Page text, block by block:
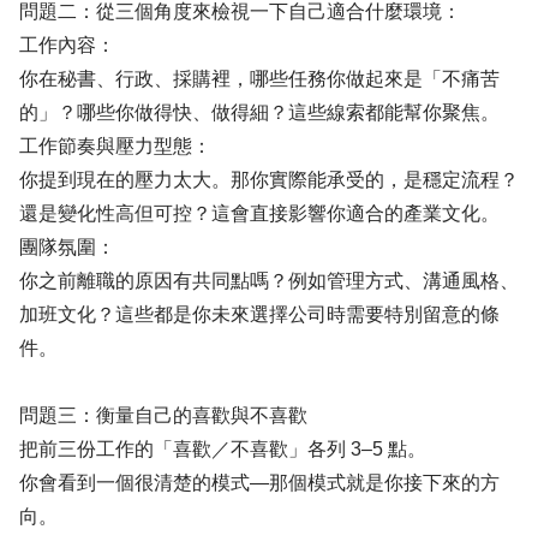
問題二：從三個角度來檢視一下自己適合什麼環境：
工作內容：
你在秘書、行政、採購裡，哪些任務你做起來是「不痛苦
的」？哪些你做得快、做得細？這些線索都能幫你聚焦。
工作節奏與壓力型態：
你提到現在的壓力太大。那你實際能承受的，是穩定流程？
還是變化性高但可控？這會直接影響你適合的產業文化。
團隊氛圍：
你之前離職的原因有共同點嗎？例如管理方式、溝通風格、
加班文化？這些都是你未來選擇公司時需要特別留意的條
件。
問題三：衡量自己的喜歡與不喜歡
把前三份工作的「喜歡／不喜歡」各列 3–5 點。
你會看到一個很清楚的模式—那個模式就是你接下來的方
向。